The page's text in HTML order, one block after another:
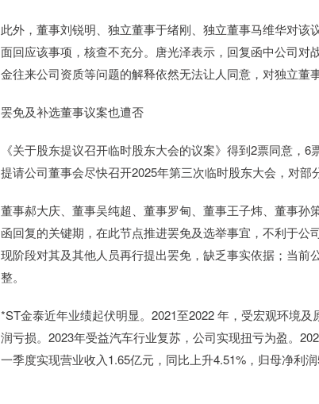
此外，董事刘锐明、独立董事于绪刚、独立董事马维华对
面回应该事项，核查不充分。唐光泽表示，回复函中公司
金往来公司资质等问题的解释依然无法让人同意，对独立董
罢免及补选董事议案也遭否
《关于股东提议召开临时股东大会的议案》得到2票同意，
提请公司董事会尽快召开2025年第三次临时股东大会，对部
董事郝大庆、董事吴纯超、董事罗甸、董事王子炜、董事
函回复的关键期，在此节点推进罢免及选举事宜，不利于公
现阶段对其及其他人员再行提出罢免，缺乏事实依据；当
整。
*ST金泰近年业绩起伏明显。2021至2022 年，受宏观环境
润亏损。2023年受益汽车行业复苏，公司实现扭亏为盈。
一季度实现营业收入1.65亿元，同比上升4.51%，归母净利润